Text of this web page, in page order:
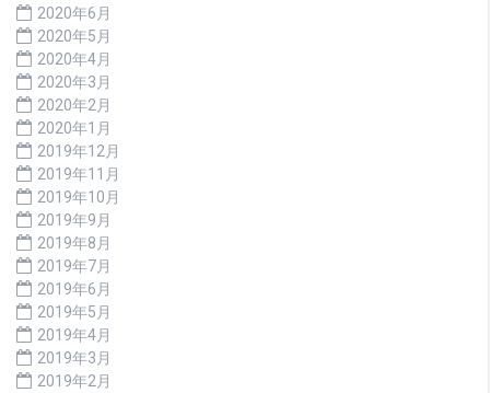
2020年6月
2020年5月
2020年4月
2020年3月
2020年2月
2020年1月
2019年12月
2019年11月
2019年10月
2019年9月
2019年8月
2019年7月
2019年6月
2019年5月
2019年4月
2019年3月
2019年2月